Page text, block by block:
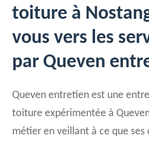
toiture à
vous vers les
par Queven
Queven entretien est une
toiture expérimentée à
métier en veillant à ce que